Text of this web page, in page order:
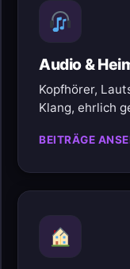
Audio &
Kopfhörer,
Klang, ehrlich
BEITRÄGE